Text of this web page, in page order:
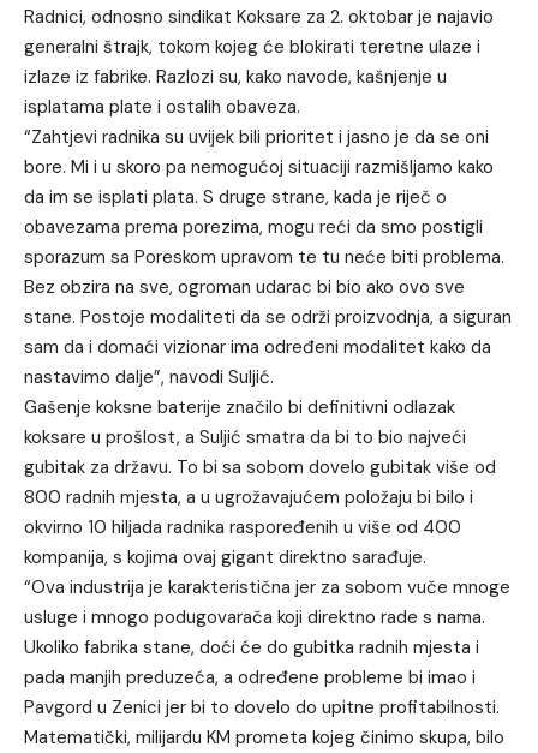
Radnici, odnosno sindikat Koksare za 2. oktobar je najavio
generalni štrajk, tokom kojeg će blokirati teretne ulaze i
izlaze iz fabrike. Razlozi su, kako navode, kašnjenje u
isplatama plate i ostalih obaveza.
“Zahtjevi radnika su uvijek bili prioritet i jasno je da se oni
bore. Mi i u skoro pa nemogućoj situaciji razmišljamo kako
da im se isplati plata. S druge strane, kada je riječ o
obavezama prema porezima, mogu reći da smo postigli
sporazum sa Poreskom upravom te tu neće biti problema.
Bez obzira na sve, ogroman udarac bi bio ako ovo sve
stane. Postoje modaliteti da se održi proizvodnja, a siguran
sam da i domaći vizionar ima određeni modalitet kako da
nastavimo dalje”, navodi Suljić.
Gašenje koksne baterije značilo bi definitivni odlazak
koksare u prošlost, a Suljić smatra da bi to bio najveći
gubitak za državu. To bi sa sobom dovelo gubitak više od
800 radnih mjesta, a u ugrožavajućem položaju bi bilo i
okvirno 10 hiljada radnika raspoređenih u više od 400
kompanija, s kojima ovaj gigant direktno sarađuje.
“Ova industrija je karakteristična jer za sobom vuče mnoge
usluge i mnogo podugovarača koji direktno rade s nama.
Ukoliko fabrika stane, doći će do gubitka radnih mjesta i
pada manjih preduzeća, a određene probleme bi imao i
Pavgord u Zenici jer bi to dovelo do upitne profitabilnosti.
Matematički, milijardu KM prometa kojeg činimo skupa, bilo